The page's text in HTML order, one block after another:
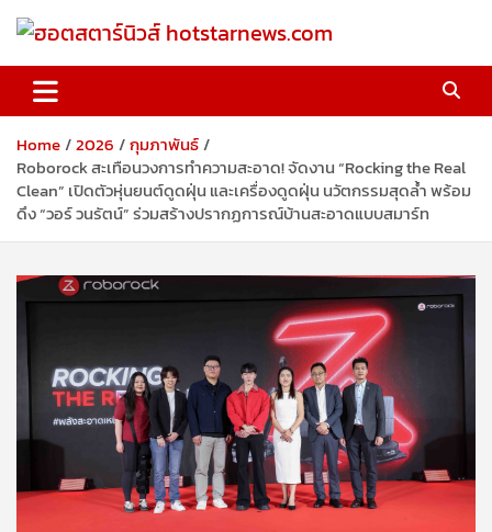
ฮอตสตาร์นิวส์ hotstarnews.com
Home 2026
กุมภาพันธ์
Roborock สะเทือนวงการทำความสะอาด! จัดงาน “Rocking the Real
Clean” เปิดตัวหุ่นยนต์ดูดฝุ่น และเครื่องดูดฝุ่น นวัตกรรมสุดล้ำ พร้อม
ดึง “วอร์ วนรัตน์” ร่วมสร้างปรากฏการณ์บ้านสะอาดแบบสมาร์ท